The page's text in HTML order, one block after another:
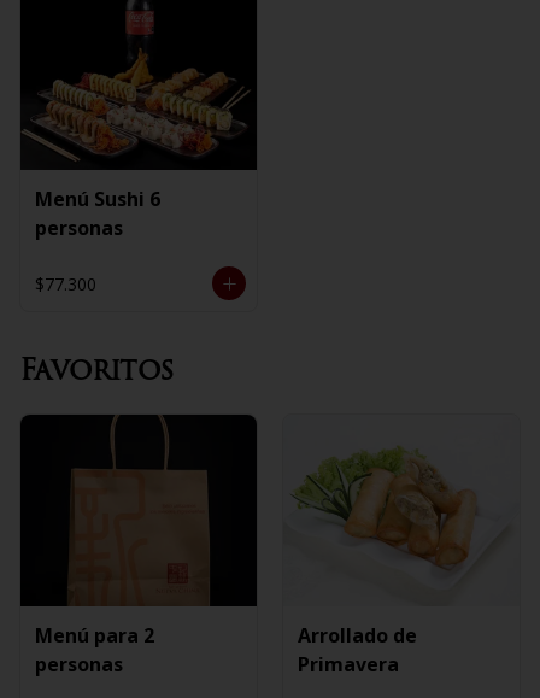
Menú Sushi 6
personas
$77.300
Favoritos
Menú para 2
personas
Arrollado de
Primavera